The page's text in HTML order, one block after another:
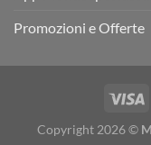
Promozioni e Offerte
Copyright 2026 ©